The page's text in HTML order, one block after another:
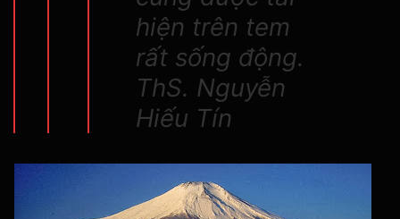
hiện trên tem
rất sống động.
ThS. Nguyễn
Hiếu Tín